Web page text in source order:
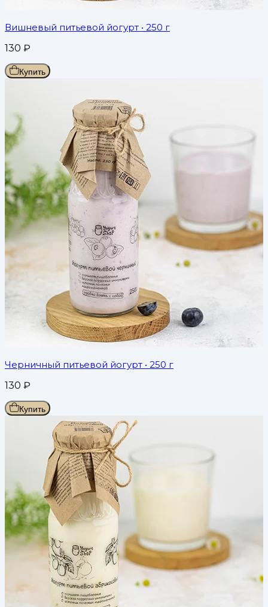
Вишневый питьевой йогурт • 250 г
130 ₽
Купить
Черничный питьевой йогурт • 250 г
130 ₽
Купить